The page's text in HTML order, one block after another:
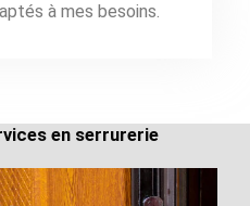
à mes besoins.
en serrurerie